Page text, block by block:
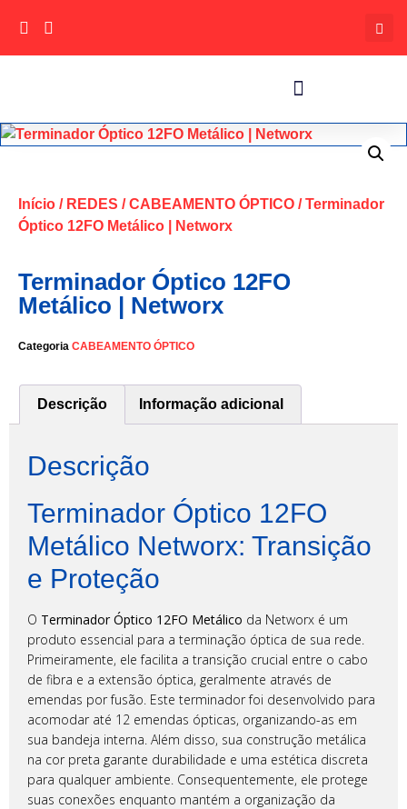
Início / REDES /CABEAMENTO ÓPTICO / Terminador
Óptico 12FO Metálico | Networx
Terminador Óptico 12FO
Metálico | Networx
Categoria CABEAMENTO ÓPTICO
Descrição Informação adicional
Descrição
Terminador Óptico 12FO
Metálico Networx: Transição
e Proteção
O Terminador Óptico 12FO Metálico da Networx é um
produto essencial para a terminação óptica de sua rede.
Primeiramente, ele facilita a transição crucial entre o cabo
de fibra e a extensão óptica, geralmente através de
emendas por fusão. Este terminador foi desenvolvido para
acomodar até 12 emendas ópticas, organizando-as em
sua bandeja interna. Além disso, sua construção metálica
na cor preta garante durabilidade e uma estética discreta
para qualquer ambiente. Consequentemente, ele protege
suas conexões enquanto mantém a organização da